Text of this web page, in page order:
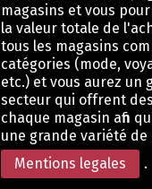
magasins et vous
la valeur totale de
tous les magasins
catégories (mode,
etc.) et vous aurez un
secteur qui offrent
chaque magasin afin
une grande variété
Mentions legales
.